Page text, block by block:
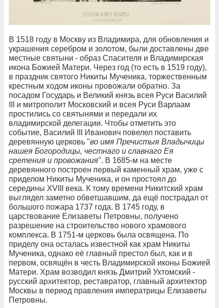
В 1518 году в Москву из Владимира, для обновления и
украшения серебром и золотом, были доставлены две
местные святыни - образ Спасителя и Владимирская
икона Божией Матери. Через год (то есть в 1519 году),
в праздник святого Никиты Мученика, торжественным
крестным ходом иконы провожали обратно. За
посадом Государь и Великий князь всея Руси Василий
III и митрополит Московский и всея Руси Варлаам
простились со святынями и передали их
владимирской делегации. Чтобы отметить это
событие, Василий III Иванович повелел поставить
деревянную церковь "во имя Пречистыя Владычицы
нашея Богородицы, честнаго и славнаго Ея
сретения и провожания". В 1685-м на месте
деревянного построен первый каменный храм, уже с
приделом Никиты Мученика, и он простоял до
середины XVIII века. К тому времени Никитский храм
выглядел заметно обветшавшим, да ещё пострадал от
большого пожара 1737 года. В 1745 году, в
царствование Елизаветы Петровны, получено
разрешение на строительство нового храмового
комплекса. В 1751-м церковь была освящена. По
приделу она осталась известной как храм Никиты
Мученика, однако её главный престол был, как и в
первом, освящён в честь Владимирской иконы Божией
Матери. Храм возводил князь Дмитрий Ухтомский -
русский архитектор, реставратор, главный архитектор
Москвы в период правления императрицы Елизаветы
Петровны.